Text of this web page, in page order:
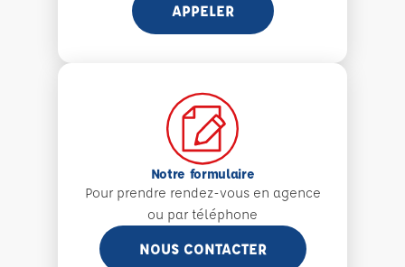
APPELER
Notre formulaire
Pour prendre rendez-vous en agence
ou par téléphone
NOUS CONTACTER